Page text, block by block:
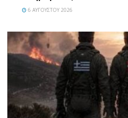
6 ΑΥΓΟΎΣΤΟΥ 2026